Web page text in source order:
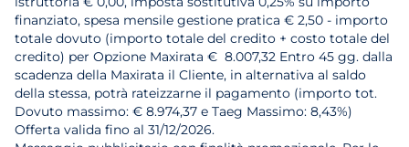
finanziato, spesa mensile gestione pratica € 2,50 - importo
totale dovuto (importo totale del credito + costo totale del
credito) per Opzione Maxirata € 8.007,32 Entro 45 gg. dalla
scadenza della Maxirata il Cliente, in alternativa al saldo
della stessa, potrà rateizzarne il pagamento (importo tot.
Dovuto massimo: € 8.974,37 e Taeg Massimo: 8,43%)
Offerta valida fino al 31/12/2026.